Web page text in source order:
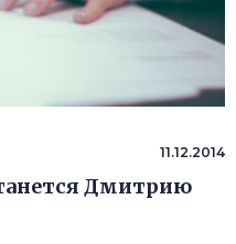
11.12.2014
Дмитрию